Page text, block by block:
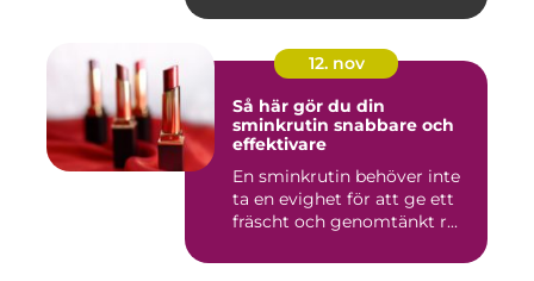
12. nov
Så här gör du din
sminkrutin snabbare och
effektivare
En sminkrutin behöver inte
ta en evighet för att ge ett
fräscht och genomtänkt r...